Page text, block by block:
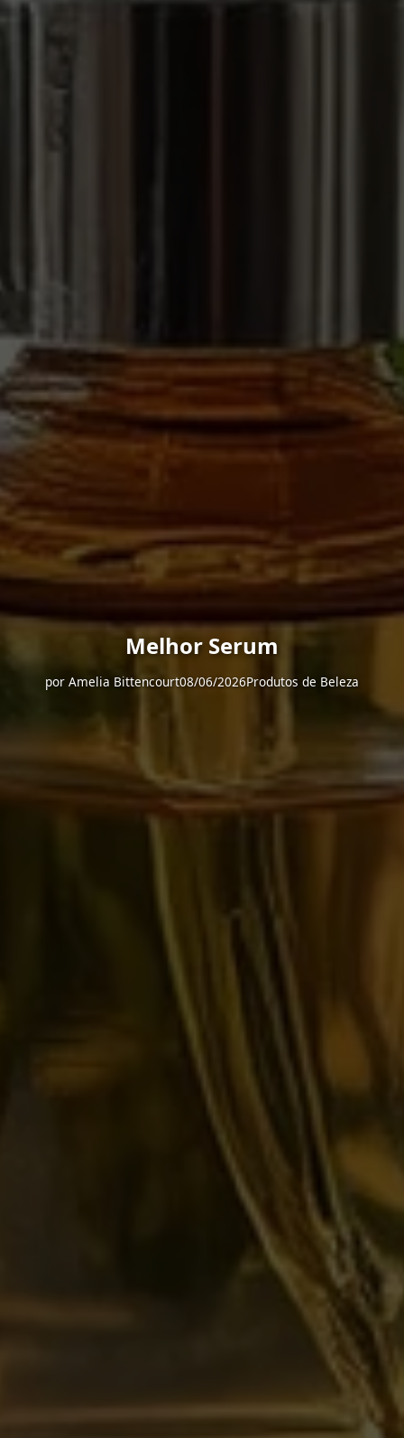
Melhor Serum
por Amelia Bittencourt08/06/2026Produtos de Beleza